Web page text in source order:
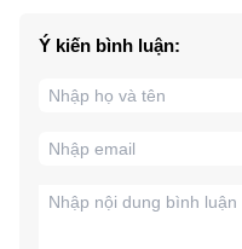
Ý kiến bình luận: